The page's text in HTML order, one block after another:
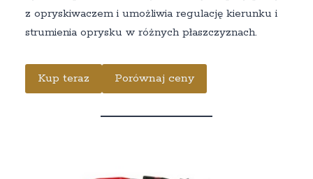
z opryskiwaczem i umożliwia regulację kierunku i
strumienia oprysku w różnych płaszczyznach.
Kup teraz Porównaj ceny